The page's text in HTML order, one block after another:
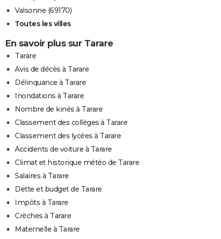
Valsonne (69170)
Toutes les villes
En savoir plus sur Tarare
Tarare
Avis de décès à Tarare
Délinquance à Tarare
Inondations à Tarare
Nombre de kinés à Tarare
Classement des collèges à Tarare
Classement des lycées à Tarare
Accidents de voiture à Tarare
Climat et historique météo de Tarare
Salaires à Tarare
Dette et budget de Tarare
Impôts à Tarare
Crèches à Tarare
Maternelle à Tarare